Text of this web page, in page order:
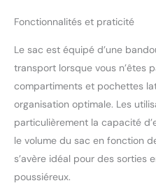
Fonctionnalités et praticité
Le sac est équipé d’une
transport lorsque vous n’êtes
compartiments et pochettes
organisation optimale. Les
particulièrement la capacité
le volume du sac en fonction
s’avère idéal pour des sorties
poussiéreux.